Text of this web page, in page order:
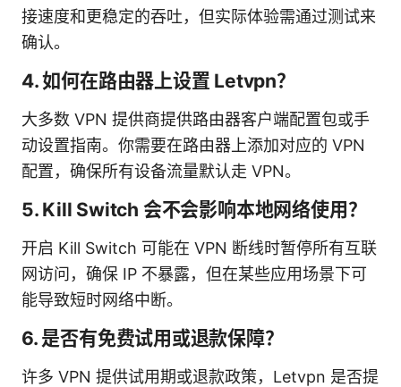
接速度和更稳定的吞吐，但实际体验需通过测试来
确认。
4. 如何在路由器上设置 Letvpn？
大多数 VPN 提供商提供路由器客户端配置包或手
动设置指南。你需要在路由器上添加对应的 VPN
配置，确保所有设备流量默认走 VPN。
5. Kill Switch 会不会影响本地网络使用？
开启 Kill Switch 可能在 VPN 断线时暂停所有互联
网访问，确保 IP 不暴露，但在某些应用场景下可
能导致短时网络中断。
6. 是否有免费试用或退款保障？
许多 VPN 提供试用期或退款政策，Letvpn 是否提